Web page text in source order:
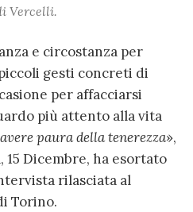
Vercelli.
e circostanza per
gesti concreti di
per affacciarsi
più attento alla vita
avere paura della tenerezza»,
15 Dicembre, ha esortato
rilasciata al
Torino.